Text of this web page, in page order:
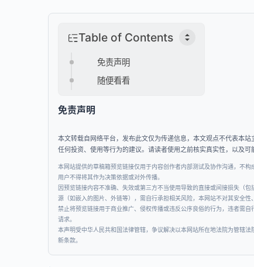
Table of Contents
免责声明
随便看看
免责声明
本文转载自网络平台，发布此文仅为传递信息，本文观点不代表本
任何投资、使用等行为的建议。请读者使用之前核实真实性，以及可
本网站提供的草稿箱预览链接仅用于内容创作者内部测试及协作沟通，不
用户不得将其作为决策依据或对外传播。
因预览链接内容不准确、失效或第三方不当使用导致的直接或间接损失（
源（如嵌入的图片、外链等），需自行承担相关风险，本网站不对其安全性
禁止将预览链接用于商业推广、侵权传播或违反公序良俗的行为，违者需
请求。
本声明受中华人民共和国法律管辖，争议解决以本网站所在地法院为管辖
新条款。